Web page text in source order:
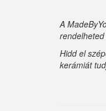
A
Hidd el
kerámiát